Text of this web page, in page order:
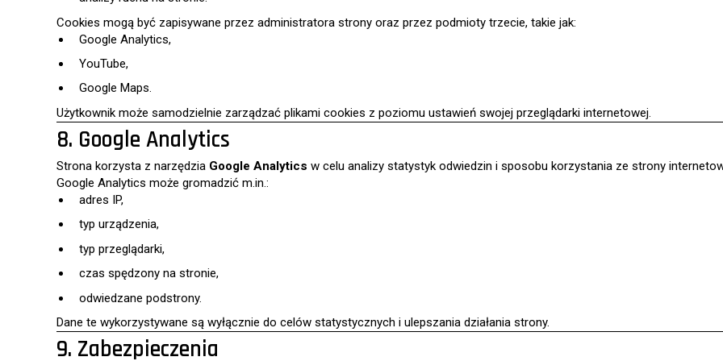
Cookies mogą być zapisywane przez administratora strony oraz przez podmioty trzecie, takie jak:
Google Analytics,
YouTube,
Google Maps.
Użytkownik może samodzielnie zarządzać plikami cookies z poziomu ustawień swojej przeglądarki internetowej.
8. Google Analytics
Strona korzysta z narzędzia Google Analytics w celu analizy statystyk odwiedzin i sposobu korzystania ze strony
Google Analytics może gromadzić m.in.:
adres IP,
typ urządzenia,
typ przeglądarki,
czas spędzony na stronie,
odwiedzane podstrony.
Dane te wykorzystywane są wyłącznie do celów statystycznych i ulepszania działania strony.
9. Zabezpieczenia